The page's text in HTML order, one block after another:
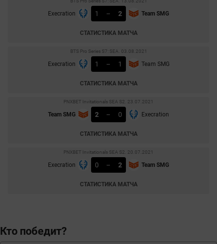
Кто победит?
Execration 1 – 2 Team SMG
СТАТИСТИКА МАТЧА
BTS Pro Series S7: SEA. 03.08.2021
Execration 1 – 1 Team SMG
СТАТИСТИКА МАТЧА
PNXBET Invitationals SEA S2. 23.07.2021
Team SMG 2 – 0 Execration
СТАТИСТИКА МАТЧА
PNXBET Invitationals SEA S2. 20.07.2021
Execration 0 – 2 Team SMG
СТАТИСТИКА МАТЧА